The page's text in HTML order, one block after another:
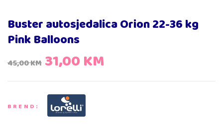
Buster autosjedalica Orion 22-36 kg
Pink Balloons
45,00KM 31,00KM
BREND: